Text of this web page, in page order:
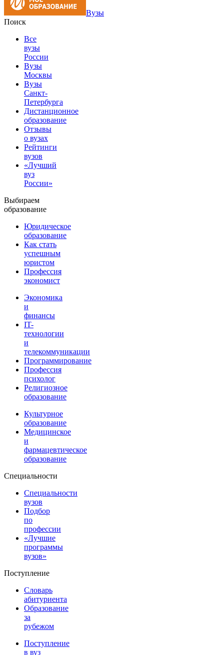
Вузы
Поиск
Все
вузы
России
Вузы
Москвы
Вузы
Санкт-
Петербурга
Дистанционное
образование
Отзывы
о вузах
Рейтинги
вузов
«Лучший
вуз
России»
Выбираем
образование
Юридическое
образование
Как стать
успешным
юристом
Профессия
экономист
Экономика
и
финансы
IT-
технологии
и
телекоммуникации
Программирование
Профессия
психолог
Религиозное
образование
Культурное
образование
Медицинское
и
фармацевтическое
образование
Специальности
Специальности
вузов
Подбор
по
профессии
«Лучшие
программы
вузов»
Поступление
Словарь
абитуриента
Образование
за
рубежом
Поступление
в вуз